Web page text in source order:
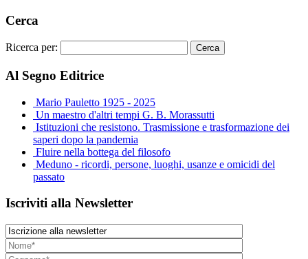
Cerca
Ricerca per:
Al Segno Editrice
Mario Pauletto 1925 - 2025
Un maestro d'altri tempi G. B. Morassutti
Istituzioni che resistono. Trasmissione e trasformazione dei
saperi dopo la pandemia
Fluire nella bottega del filosofo
Meduno - ricordi, persone, luoghi, usanze e omicidi del
passato
Iscriviti alla Newsletter